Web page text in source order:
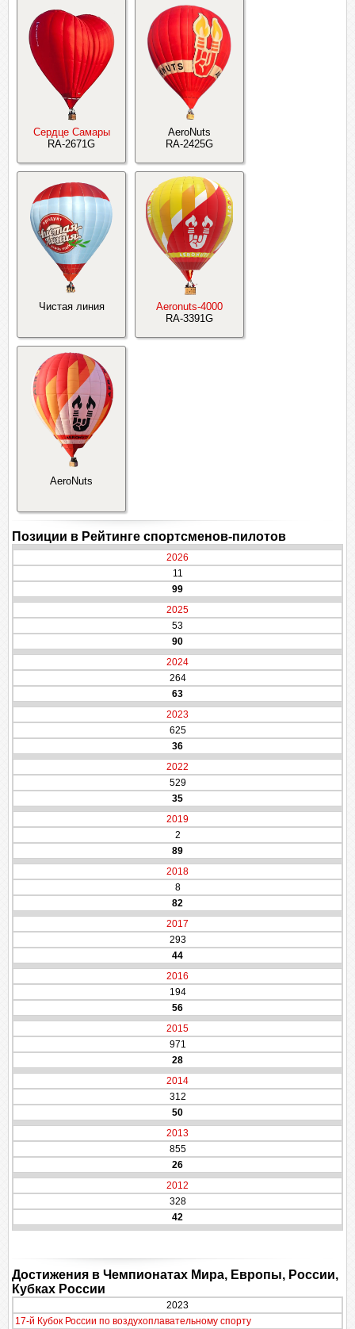
Сердце Самары
RA-2671G
AeroNuts
RA-2425G
Чистая линия
Aeronuts-4000
RA-3391G
AeroNuts
Позиции в Рейтинге спортсменов-пилотов
2026
11
99
2025
53
90
2024
264
63
2023
625
36
2022
529
35
2019
2
89
2018
8
82
2017
293
44
2016
194
56
2015
971
28
2014
312
50
2013
855
26
2012
328
42
Достижения в Чемпионатах Мира, Европы, России,
Кубках России
2023
17-й Кубок России по воздухоплавательному спорту